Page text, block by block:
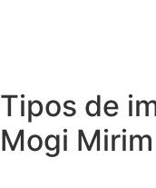
Tipos de
Mogi Mirim